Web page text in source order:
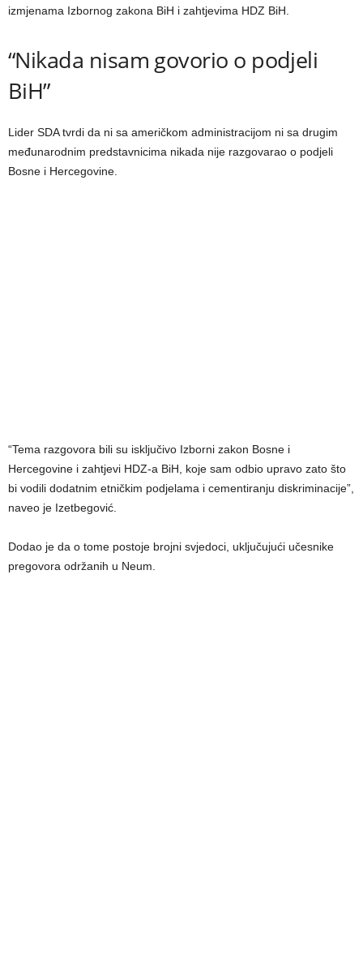
izmjenama Izbornog zakona BiH i zahtjevima HDZ BiH.
“Nikada nisam govorio o podjeli
BiH”
Lider SDA tvrdi da ni sa američkom administracijom ni sa drugim
međunarodnim predstavnicima nikada nije razgovarao o podjeli
Bosne i Hercegovine.
“Tema razgovora bili su isključivo Izborni zakon Bosne i
Hercegovine i zahtjevi HDZ-a BiH, koje sam odbio upravo zato što
bi vodili dodatnim etničkim podjelama i cementiranju diskriminacije”,
naveo je Izetbegović.
Dodao je da o tome postoje brojni svjedoci, uključujući učesnike
pregovora održanih u Neum.